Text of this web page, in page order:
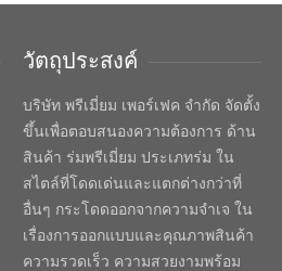
วัตถุประสงค์
บริษัท พรีเมี่ยม เพอร์เฟค จำกัด จัดตั้ง
ขึ้นเพื่อตอบสนองความต้องการ ด้าน
สินค้า ร่มพรีเมี่ยม ประเภทร่ม ใน
สไตล์ที่โดดเด่นและแตกต่างกว่าที่
อื่นๆ กระโดดออกจากความจำเจ ใน
เรื่องการออกแบบและคุณภาพสินค้า
ความรวดเร็ว ความสวยงามพร้อม